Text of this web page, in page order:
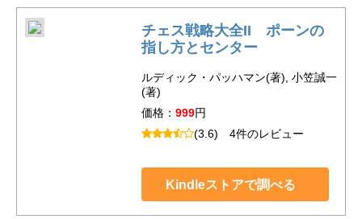
チェス戦略大全II ポーンの
指し方とセンター
ルディック・パッハマン(著), 小笠誠一
(著)
価格： 999円
(3.6) 4件のレビュー
Kindleストアで調べる